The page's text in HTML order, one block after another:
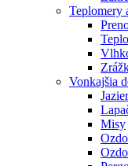
Teplomery
Vonkajšia
Misy